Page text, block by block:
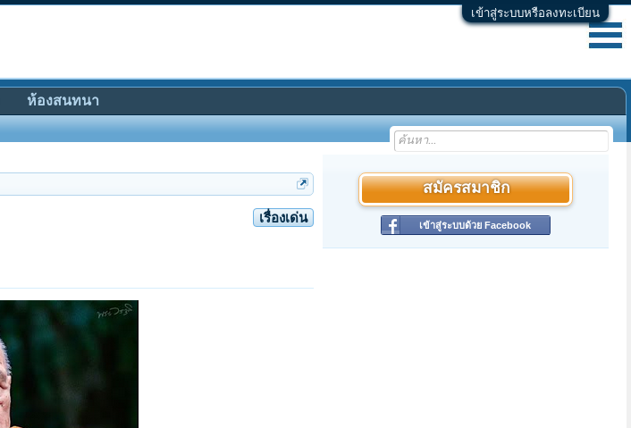
เข้าสู่ระบบหรือลงทะเบียน
เรื่องเด่น
สมัครสมาชิก
เข้าสู่ระบบด้วย Facebook
ห้องสนทนา